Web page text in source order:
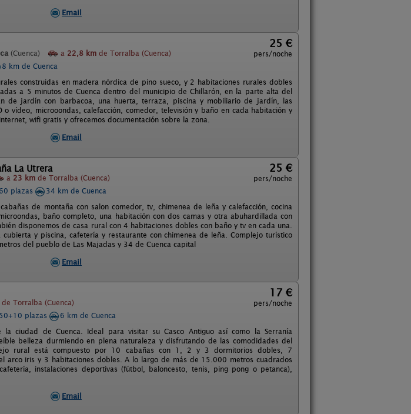
Email
(Cuenca) a 22,8 km de Torralba (Cuenca)
25 €
pers/noche
8 km de Cuenca
construidas en madera nórdica de pino sueco, y 2 habitaciones rurales dobles
a 5 minutos de Cuenca dentro del municipio de Chillarón, en la parte alta del
de jardín con barbacoa, una huerta, terraza, piscina y mobiliario de jardín, las
o vídeo, microoondas, calefacción, comedor, televisión y baño en cada habitación y
wifi gratis y ofrecemos documentación sobre la zona.
Email
La Utrera
a 23 km de Torralba (Cuenca)
25 €
pers/noche
60 plazas
34 km de Cuenca
de montaña con salon comedor, tv, chimenea de leña y calefacción, cocina
baño completo, una habitación con dos camas y otra abuhardillada con
disponemos de casa rural con 4 habitaciones dobles con baño y tv en cada una.
y piscina, cafetería y restaurante con chimenea de leña. Complejo turístico
del pueblo de Las Majadas y 34 de Cuenca capital
Email
de Torralba (Cuenca)
17 €
pers/noche
50+10 plazas
6 km de Cuenca
ciudad de Cuenca. Ideal para visitar su Casco Antiguo así como la Serranía
belleza durmiendo en plena naturaleza y disfrutando de las comodidades del
rural está compuesto por 10 cabañas con 1, 2 y 3 dormitorios dobles, 7
arco iris y 3 habitaciones dobles. A lo largo de más de 15.000 metros cuadrados
instalaciones deportivas (fútbol, baloncesto, tenis, ping pong o petanca),
Email